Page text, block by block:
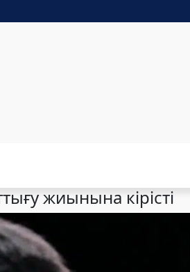
жиынына кірісті